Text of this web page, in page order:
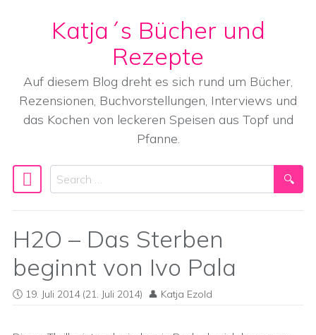
Skip to content
Katja´s Bücher und
Rezepte
Auf diesem Blog dreht es sich rund um Bücher,
Rezensionen, Buchvorstellungen, Interviews und
das Kochen von leckeren Speisen aus Topf und
Pfanne.
Main Navigation
Search
H2O – Das Sterben
beginnt von Ivo Pala
19. Juli 2014(21. Juli 2014) Katja Ezold